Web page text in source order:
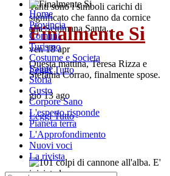
Tanti sono i simboli carichi di
significato che fanno da cornice
alla Settimana Santa...
ven 18 apr
Leggi Tutto
Finalmente Si
Questa mattina, Teresa Rizza e
Stefania Corrao, finalmente spose.
gio 13 ago
Leggi Tutto
Home
Provincia
Comuni
Turismo
Costume e Societa
Salute
Storia
Gusto
Corpore Sano
L'esperto risponde
Pianeta terra
L'Approfondimento
Nuovi voci
La rivista